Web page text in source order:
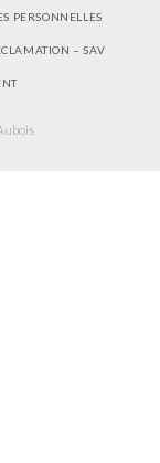
PERSONNELLES
– SAV